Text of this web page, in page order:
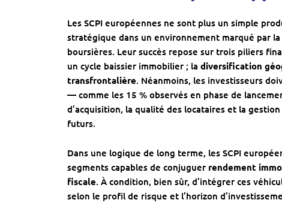
Les SCPI européennes ne sont plus un simple
stratégique dans un environnement marqué par
boursières. Leur succès repose sur trois piliers
un cycle baissier immobilier ; la diversification
transfrontalière. Néanmoins, les investisseurs
— comme les 15 % observés en phase de
d’acquisition, la qualité des locataires et la
futurs.
Dans une logique de long terme, les SCPI
segments capables de conjuguer rendement
fiscale. À condition, bien sûr, d’intégrer ces
selon le profil de risque et l’horizon